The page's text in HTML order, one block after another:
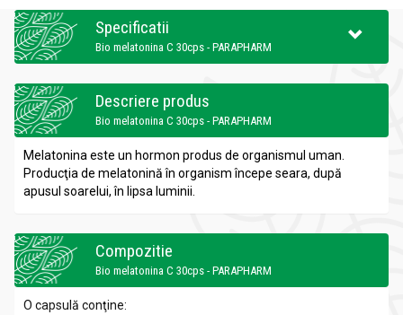
Specificatii
Bio melatonina C 30cps - PARAPHARM
Descriere produs
Bio melatonina C 30cps - PARAPHARM
Melatonina este un hormon produs de organismul uman.
Producţia de melatonină în organism începe seara, după
apusul soarelui, în lipsa luminii.
Compozitie
Bio melatonina C 30cps - PARAPHARM
O capsulă conţine: